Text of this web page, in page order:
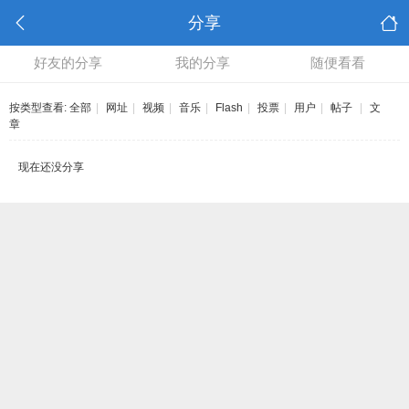
分享
好友的分享 我的分享 随便看看
按类型查看: 全部 网址 视频 音乐 Flash 投票 用户 帖子
文
章
现在还没分享